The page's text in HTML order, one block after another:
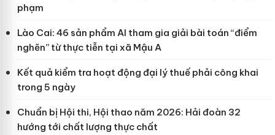
phạm
Lào Cai: 46 sản phẩm AI tham gia giải bài toán “điểm
nghẽn” từ thực tiễn tại xã Mậu A
Kết quả kiểm tra hoạt động đại lý thuế phải công khai
trong 5 ngày
Chuẩn bị Hội thi, Hội thao năm 2026: Hải đoàn 32
hướng tới chất lượng thực chất